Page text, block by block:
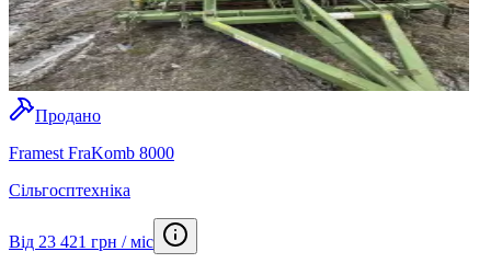
Продано
Framest FraKomb 8000
Сільгосптехніка
Від 23 421 грн / міс